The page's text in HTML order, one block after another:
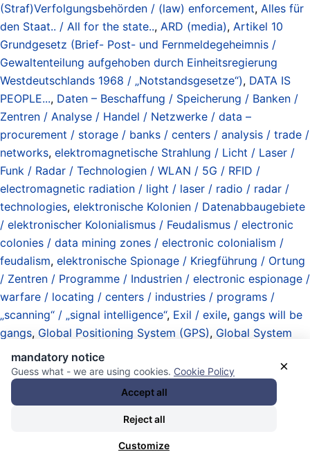
(Straf)Verfolgungsbehörden / (law) enforcement, Alles für
den Staat.. / All for the state.., ARD (media), Artikel 10
Grundgesetz (Brief- Post- und Fernmeldegeheimnis /
Gewaltenteilung aufgehoben durch Einheitsregierung
Westdeutschlands 1968 / „Notstandsgesetze“), DATA IS
PEOPLE..., Daten – Beschaffung / Speicherung / Banken /
Zentren / Analyse / Handel / Netzwerke / data –
procurement / storage / banks / centers / analysis / trade /
networks, elektromagnetische Strahlung / Licht / Laser /
Funk / Radar / Technologien / WLAN / 5G / RFID /
electromagnetic radiation / light / laser / radio / radar /
technologies, elektronische Kolonien / Datenabbaugebiete
/ elektronischer Kolonialismus / Feudalismus / electronic
colonies / data mining zones / electronic colonialism /
feudalism, elektronische Spionage / Kriegführung / Ortung
/ Zentren / Programme / Industrien / electronic espionage /
warfare / locating / centers / industries / programs /
„scanning“ / „signal intelligence“, Exil / exile, gangs will be
gangs, Global Positioning System (GPS), Global System
for Mobile Communications Global System for Mobile
Communications (GSM) / established 1990,Hinweis: diese
Spionageprogramme sind Trojanische Pferde. IHR seid die
Trojaner ihr Schwachköpfe!,Informationen / Zugang /
Kontrolle / Operationen / Kriegführung / information /
access / clearances / control / operations / warfare
×
mandatory notice
Guess what - we are using cookies. Cookie Policy
Accept all
Reject all
Customize